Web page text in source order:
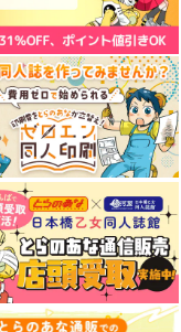
ともだちルール
彼方。
944円（税込）
乙骨憂太×狗巻棘
作品詳細